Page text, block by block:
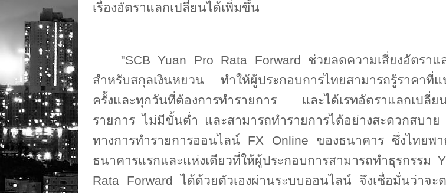
เรื่องอัตราแลกเปลี่ยนได้เพิ่มขึ้น
"SCB Yuan Pro Rata Forward ช่วยลดความเสี่ยงอัตราแ
สำหรับสกุลเงินหยวน ทำให้ผู้ประกอบการไทยสามารถรู้ราคาที่
ครั้งและทุกวันที่ต้องการทำรายการ และได้เรทอัตราแลกเปลี่ย
รายการ ไม่มีขั้นต่ำ และสามารถทำรายการได้อย่างสะดวกสบา
ทางการทำรายการออนไลน์ FX Online ของธนาคาร ซึ่งไทยพ
ธนาคารแรกและแห่งเดียวที่ให้ผู้ประกอบการสามารถทำธุรกรรม
Rata Forward ได้ด้วยตัวเองผ่านระบบออนไลน์ จึงเชื่อมั่นว่าจะ